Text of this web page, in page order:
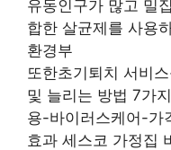
유동인구가 많고 밀
합한 살균제를 사용
환경부
또한초기퇴치 서비
및 늘리는 방법 7가
용-바이러스케어-가
효과 세스코 가정집